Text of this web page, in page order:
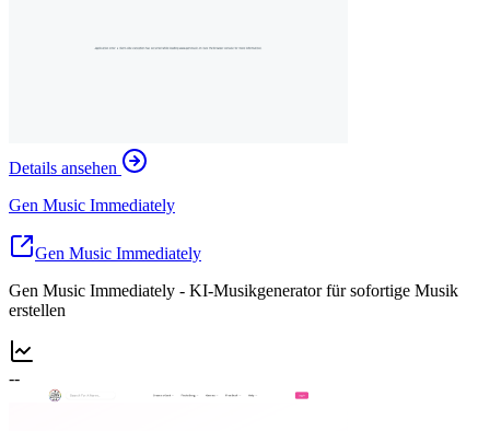
Details ansehen
Gen Music Immediately
Gen Music Immediately
Gen Music Immediately - KI-Musikgenerator für sofortige Musik
erstellen
--